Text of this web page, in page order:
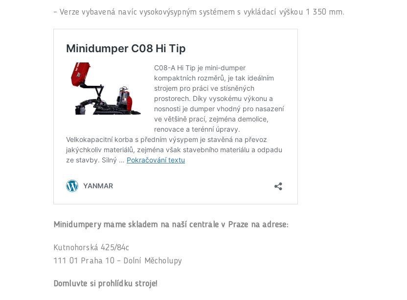
– Verze vybavená navíc vysokovýsypným systémem s vykládací výškou 1 350 mm.
Minidumpery máme skladem na naší centrále v Praze na adrese:
Kutnohorská 425/84c
111 01 Praha 10 – Dolní Měcholupy
Domluvte si prohlídku stroje!